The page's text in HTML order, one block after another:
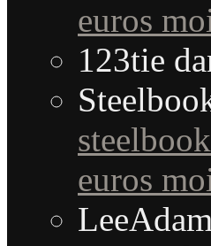
euros
123tie
euros